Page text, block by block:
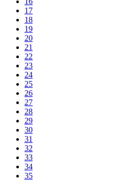
17
18
19
20
21
22
23
24
25
26
27
28
29
30
31
32
33
34
35